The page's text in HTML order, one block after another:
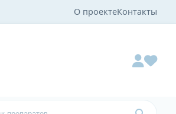
О проектеКонтакты